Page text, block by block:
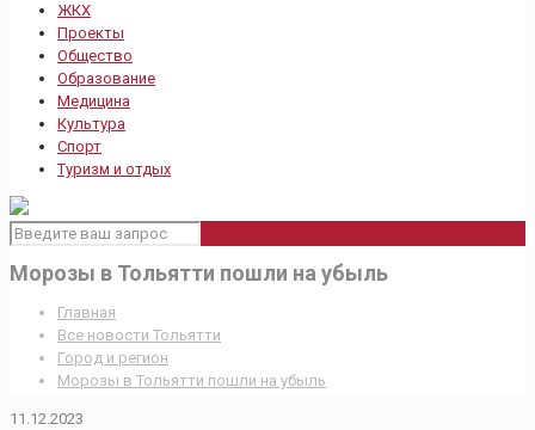
ЖКХ
Проекты
Общество
Образование
Медицина
Культура
Спорт
Туризм и отдых
Морозы в Тольятти пошли на убыль
Главная
Все новости Тольятти
Город и регион
Морозы в Тольятти пошли на убыль
11.12.2023